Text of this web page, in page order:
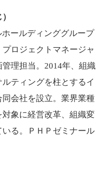
ールディンググループ
ロジェクトマネージャ
理担当。2014年、組織
ティングを柱とするイ
会社を設立。業界業種
象に経営改革、組織変
る。ＰＨＰゼミナール